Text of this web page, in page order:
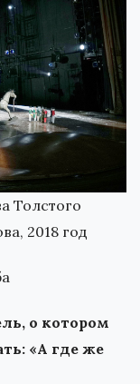
Толстого
2018 год
о котором
«А где же